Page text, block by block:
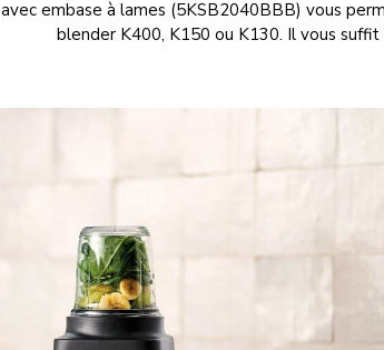
avec embase à lames (5KSB2040BBB) vous
blender K400, K150 ou K130. Il vous